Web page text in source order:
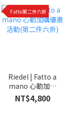
Fatto第二件六折
Riedel | Fatto a
mano 心動加購
優惠活動(第二件
六折)
NT$4,800